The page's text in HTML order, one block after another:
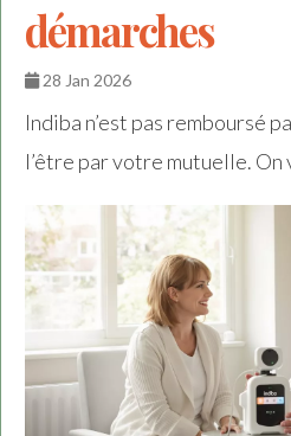
démarches
28 Jan 2026
Indiba n’est pas remboursé
l’être par votre mutuelle. On